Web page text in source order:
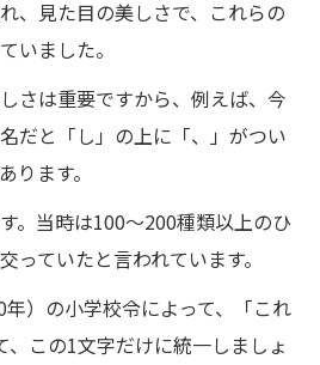
、見た目の美しさで、これらの
いました。
さは重要ですから、例えば、今
だと「し」の上に「、」がつい
ります。
。当時は100～200種類以上のひ
っていたと言われています。
）の小学校令によって、「これ
この1文字だけに統一しましょ